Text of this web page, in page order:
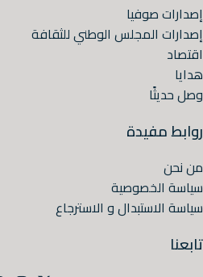
إصدارات صوفيا
إصدارات المجلس الوطني للثقافة
اقتصاد
هدايا
وصل حديثًا
روابط مفيدة
من نحن
سياسة الخصوصية
سياسة الاستبدال و الاسترجاع
تابعنا